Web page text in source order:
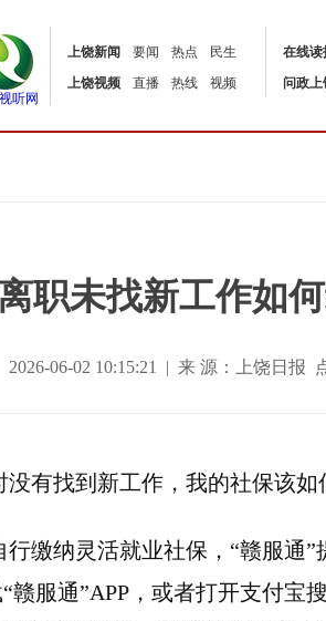
听网
上饶新闻 要闻 热点
民生
上饶视频
直播 热线 视频
在线读
问政上
职未找新工作如
2026-06-02 10:15:21 | 来 源：上饶日报
有找到新工作，我的社保该如
缴纳灵活就业社保，“赣服通
服通”APP，或者打开支付宝